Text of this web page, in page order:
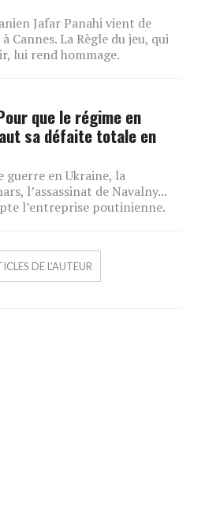
Jafar Panahi vient de
Cannes. La Règle du jeu, qui
lui rend hommage.
que le régime en
sa défaite totale en
guerre en Ukraine, la
l’assassinat de Navalny...
l’entreprise poutinienne.
DE L'AUTEUR